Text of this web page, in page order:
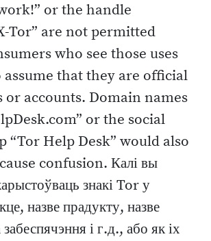
or the handle
Tor” are not permitted
who see those uses
that they are official
or accounts. Domain names
or the social
“Tor Help Desk” would also
confusion. Калі вы
знакі Tor у
назве прадукту, назве
і г.д., або як іх